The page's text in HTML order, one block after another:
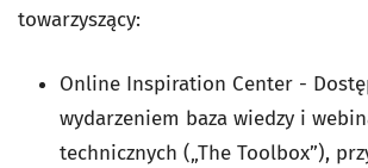
towarzyszący:
Online Inspiration Center -
wydarzeniem baza wiedzy i
technicznych („The Toolbox”),